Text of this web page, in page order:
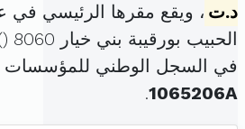
د.ت
الحبيب بورقيبة بني خيار 8060 (
في السجل الوطني للمؤسسات
1065206A
.